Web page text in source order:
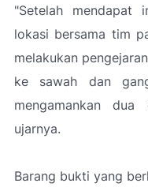
"Setelah mendapat
lokasi bersama tim
melakukan
ke sawah dan
mengamankan
ujarnya.
Barang bukti yang